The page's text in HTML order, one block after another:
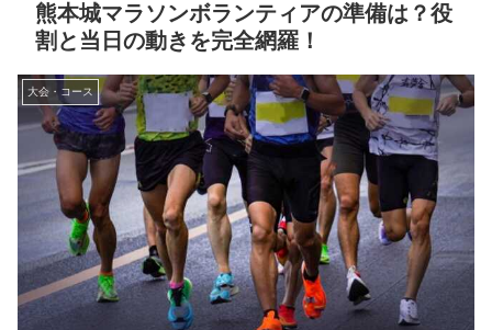
熊本城マラソンボランティアの準備は？役
割と当日の動きを完全網羅！
大会・コース